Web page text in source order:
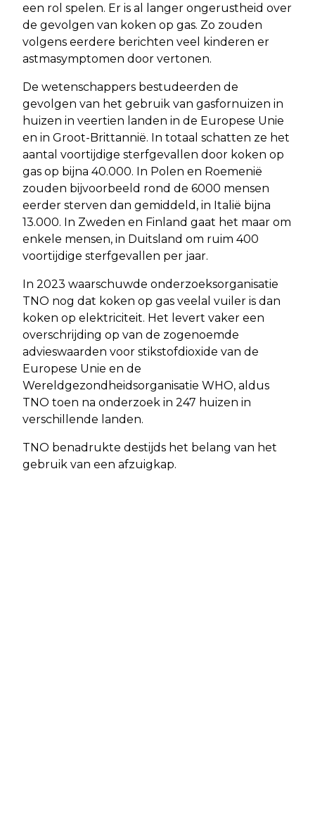
een rol spelen. Er is al langer ongerustheid over
de gevolgen van koken op gas. Zo zouden
volgens eerdere berichten veel kinderen er
astmasymptomen door vertonen.
De wetenschappers bestudeerden de
gevolgen van het gebruik van gasfornuizen in
huizen in veertien landen in de Europese Unie
en in Groot-Brittannië. In totaal schatten ze het
aantal voortijdige sterfgevallen door koken op
gas op bijna 40.000. In Polen en Roemenië
zouden bijvoorbeeld rond de 6000 mensen
eerder sterven dan gemiddeld, in Italië bijna
13.000. In Zweden en Finland gaat het maar om
enkele mensen, in Duitsland om ruim 400
voortijdige sterfgevallen per jaar.
In 2023 waarschuwde onderzoeksorganisatie
TNO nog dat koken op gas veelal vuiler is dan
koken op elektriciteit. Het levert vaker een
overschrijding op van de zogenoemde
advieswaarden voor stikstofdioxide van de
Europese Unie en de
Wereldgezondheidsorganisatie WHO, aldus
TNO toen na onderzoek in 247 huizen in
verschillende landen.
TNO benadrukte destijds het belang van het
gebruik van een afzuigkap.